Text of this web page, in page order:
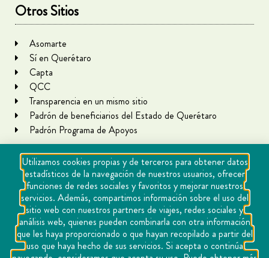
Otros Sitios
Asomarte
Sí en Querétaro
Capta
QCC
Transparencia en un mismo sitio
Padrón de beneficiarios del Estado de Querétaro
Padrón Programa de Apoyos
Copyright Querétaro Travel 2021 | v 1.1
Utilizamos cookies propias y de terceros para obtener datos
estadísticos de la navegación de nuestros usuarios, ofrecer
funciones de redes sociales y favoritos y mejorar nuestros
servicios. Además, compartimos información sobre el uso del
sitio web con nuestros partners de viajes, redes sociales y
análisis web, quienes pueden combinarla con otra información
que les haya proporcionado o que hayan recopilado a partir del
uso que haya hecho de sus servicios. Si acepta o continúa